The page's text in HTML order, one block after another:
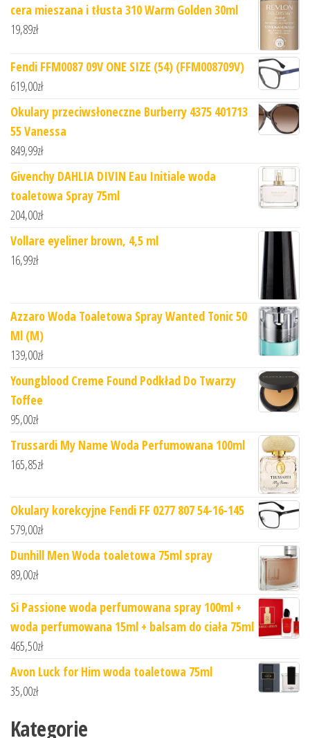
cera mieszana i tłusta 310 Warm Golden 30ml
19,89zł
Fendi FFM0087 09V ONE SIZE (54) (FFM008709V)
619,00zł
Okulary przeciwsłoneczne Burberry 4375 401713
55 Vanessa
849,99zł
Givenchy DAHLIA DIVIN Eau Initiale woda
toaletowa Spray 75ml
204,00zł
Vollare eyeliner brown, 4,5 ml
16,99zł
Azzaro Woda Toaletowa Spray Wanted Tonic 50
Ml (M)
139,00zł
Youngblood Creme Found Podkład Do Twarzy
Toffee
95,00zł
Trussardi My Name Woda Perfumowana 100ml
165,85zł
Okulary korekcyjne Fendi FF 0277 807 54-16-145
579,00zł
Dunhill Men Woda toaletowa 75ml spray
89,00zł
Si Passione woda perfumowana spray 100ml +
woda perfumowana 15ml + balsam do ciała 75ml
465,50zł
Avon Luck for Him woda toaletowa 75ml
35,00zł
Kategorie